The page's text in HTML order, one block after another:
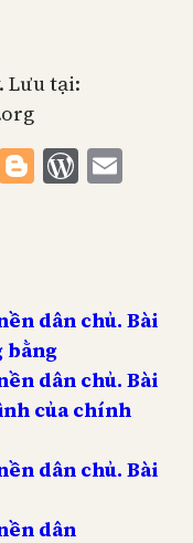
Lưu tại:
WhatsApp
Blogger
dân chủ. Bài
bằng
dân chủ. Bài
của chính
dân chủ. Bài
dân